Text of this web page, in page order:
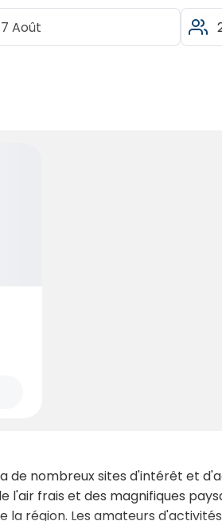
a de nombreux sites d'intérêt et
frais et des magnifiques
région. Les amateurs